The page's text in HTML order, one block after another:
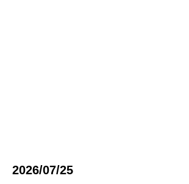
2026/07/25